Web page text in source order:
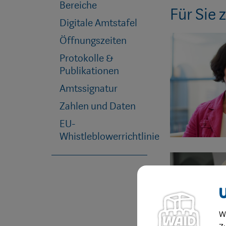
Für Sie
Bereiche
Digitale Amtstafel
Öffnungszeiten
Protokolle &
Publikationen
Amtssignatur
Zahlen und Daten
EU-
Whistleblowerrichtlinie